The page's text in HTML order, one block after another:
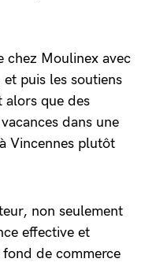
chez Moulinex avec
puis les soutiens
alors que des
dans une
Vincennes plutôt
non seulement
effective et
de commerce